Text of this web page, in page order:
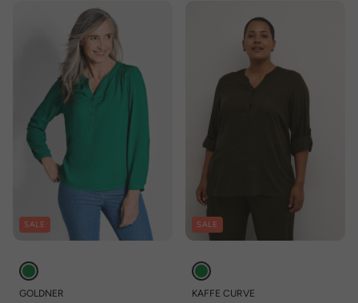
SALE
GOLDNER
SALE
KAFFE CURVE